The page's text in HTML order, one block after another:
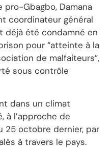
Gbagbo, Damana
coordinateur général
déjà été condamné en
pour “atteinte à la
de malfaiteurs”,
sous contrôle
dans un climat
à l’approche de
25 octobre dernier, par
à travers le pays.